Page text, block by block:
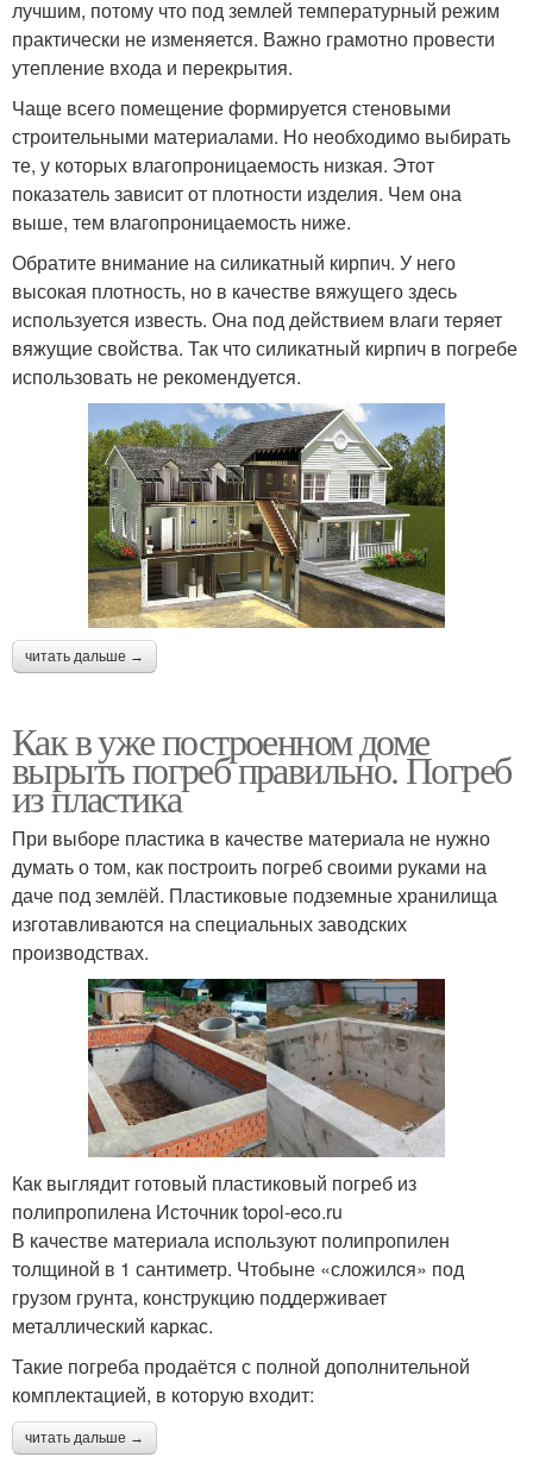
лучшим, потому что под землей температурный режим
практически не изменяется. Важно грамотно провести
утепление входа и перекрытия.
Чаще всего помещение формируется стеновыми
строительными материалами. Но необходимо выбирать
те, у которых влагопроницаемость низкая. Этот
показатель зависит от плотности изделия. Чем она
выше, тем влагопроницаемость ниже.
Обратите внимание на силикатный кирпич. У него
высокая плотность, но в качестве вяжущего здесь
используется известь. Она под действием влаги теряет
вяжущие свойства. Так что силикатный кирпич в погребе
использовать не рекомендуется.
читать дальше →
Как в уже построенном доме
вырыть погреб правильно. Погреб
из пластика
При выборе пластика в качестве материала не нужно
думать о том, как построить погреб своими руками на
даче под землёй. Пластиковые подземные хранилища
изготавливаются на специальных заводских
производствах.
Как выглядит готовый пластиковый погреб из
полипропилена Источник topol-eco.ru
В качестве материала используют полипропилен
толщиной в 1 сантиметр. Чтобыне «сложился» под
грузом грунта, конструкцию поддерживает
металлический каркас.
Такие погреба продаётся с полной дополнительной
комплектацией, в которую входит:
читать дальше →